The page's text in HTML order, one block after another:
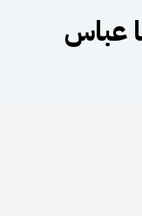
عباس